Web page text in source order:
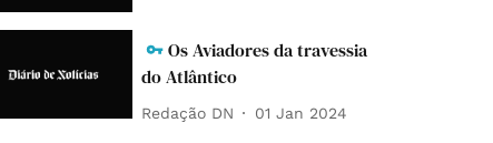
Os Aviadores da travessia
do Atlântico
Redação DN 01 Jan 2024